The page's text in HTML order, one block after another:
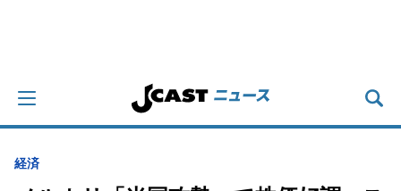
経済